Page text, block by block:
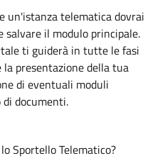
un'istanza telematica dovrai
salvare il modulo principale.
ti guiderà in tutte le fasi
presentazione della tua
di eventuali moduli
documenti.
Sportello Telematico?